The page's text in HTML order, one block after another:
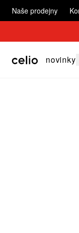
Naše prodejny
novinky